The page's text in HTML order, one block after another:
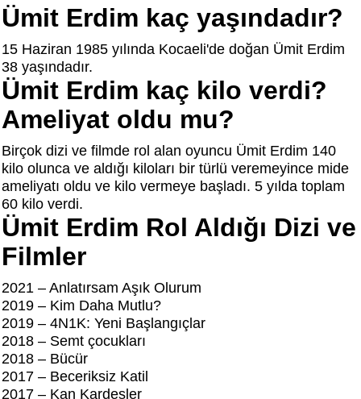
Ümit Erdim kaç yaşındadır?
15 Haziran 1985 yılında Kocaeli'de doğan Ümit Erdim
38 yaşındadır.
Ümit Erdim kaç kilo verdi?
Ameliyat oldu mu?
Birçok dizi ve filmde rol alan oyuncu Ümit Erdim 140
kilo olunca ve aldığı kiloları bir türlü veremeyince mide
ameliyatı oldu ve kilo vermeye başladı. 5 yılda toplam
60 kilo verdi.
Ümit Erdim Rol Aldığı Dizi ve
Filmler
2021 – Anlatırsam Aşık Olurum
2019 – Kim Daha Mutlu?
2019 – 4N1K: Yeni Başlangıçlar
2018 – Semt çocukları
2018 – Bücür
2017 – Beceriksiz Katil
2017 – Kan Kardeşler